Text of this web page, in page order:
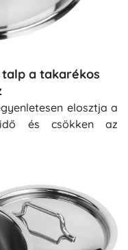
a takarékos
elosztja a
és csökken az